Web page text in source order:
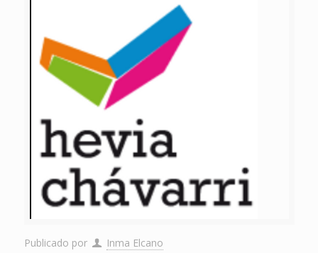
Publicado por Inma Elcano